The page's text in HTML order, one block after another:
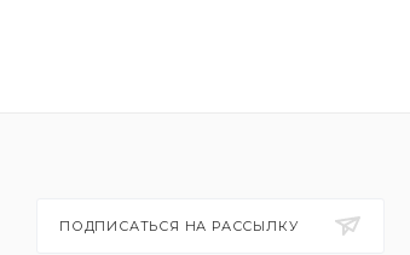
ПОДПИСАТЬСЯ НА РАССЫЛКУ